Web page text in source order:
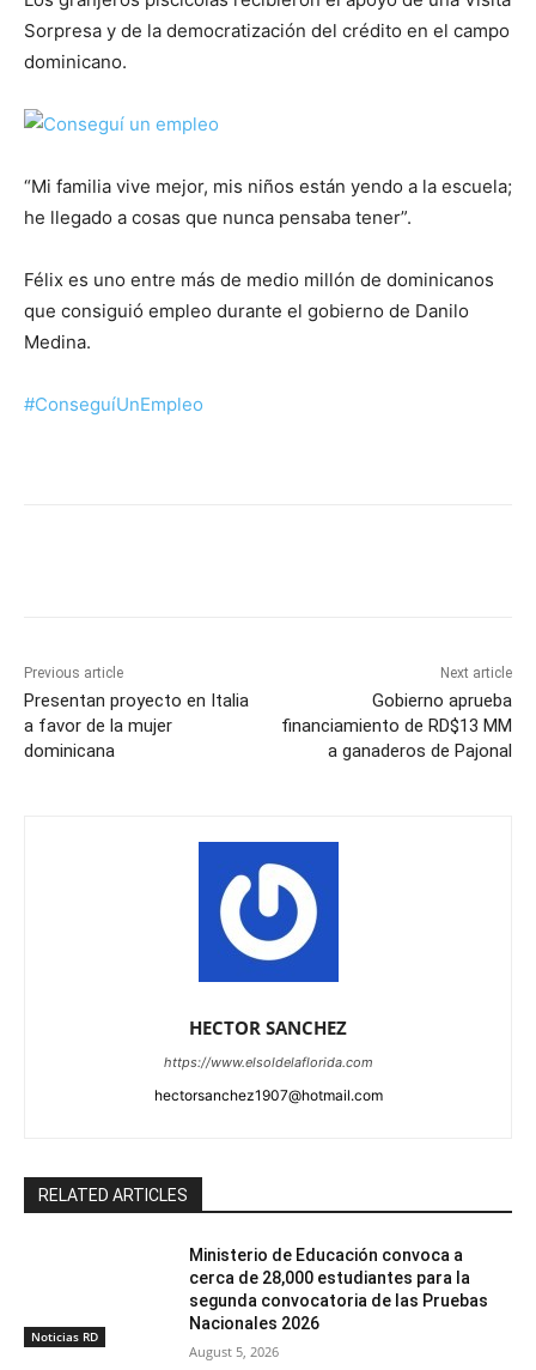
Sorpresa y de la democratización del crédito en el campo
dominicano.
“Mi familia vive mejor, mis niños están yendo a la escuela;
he llegado a cosas que nunca pensaba tener”.
Félix es uno entre más de medio millón de dominicanos
que consiguió empleo durante el gobierno de Danilo
Medina.
#ConseguíUnEmpleo
Previous article
Presentan proyecto en Italia
a favor de la mujer
dominicana
Next article
Gobierno aprueba
financiamiento de RD$13 MM
a ganaderos de Pajonal
HECTOR SANCHEZ
https://www.elsoldelaflorida.com
hectorsanchez1907@hotmail.com
RELATED ARTICLES
Noticias RD
Ministerio de Educación convoca a
cerca de 28,000 estudiantes para la
segunda convocatoria de las Pruebas
Nacionales 2026
August 5, 2026